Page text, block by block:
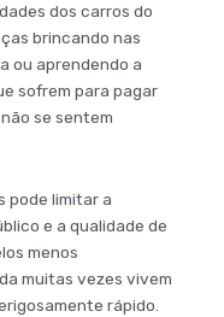
dos carros do
brincando nas
ou aprendendo a
sofrem para pagar
se sentem
pode limitar a
e a qualidade de
menos
muitas vezes vivem
rápido.